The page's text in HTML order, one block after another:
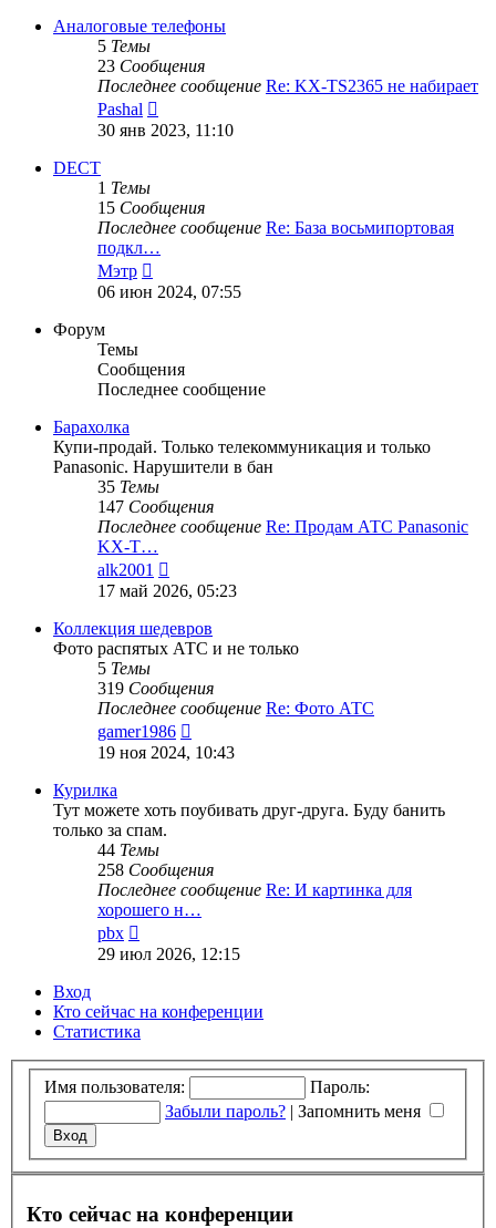
сообщению
Аналоговые телефоны
5 Темы
23 Сообщения
Последнее сообщение Re: KX-TS2365 не набирает
Pashal
к
последнему
30 янв 2023, 11:10
DECT
1 Темы
15 Сообщения
Последнее сообщение Re: База восьмипортовая
подкл…
Мэтр
к
последнему
06 июн 2024, 07:55
Форум
Темы
Сообщения
Последнее сообщение
Барахолка
Купи-продай. Только телекоммуникация и только
Panasonic. Нарушители в бан
35 Темы
147 Сообщения
Последнее сообщение Re: Продам АТС Panasonic
KX-T…
alk2001
к
последнему
сообщению
17 май 2026, 05:23
Коллекция шедевров
Фото распятых АТС и не только
5 Темы
319 Сообщения
Последнее сообщение Re: Фото АТС
gamer1986
к
19 ноя 2024, 10:43
Курилка
Тут можете хоть поубивать друг-друга. Буду банить
только за спам.
44 Темы
258 Сообщения
Последнее сообщение Re: И картинка для
хорошего н…
pbx
к
последнему
29 июл 2026, 12:15
Вход
Кто сейчас на конференции
Статистика
Имя пользователя:
Пароль:
Забыли пароль? | Запомнить меня
Кто сейчас на конференции